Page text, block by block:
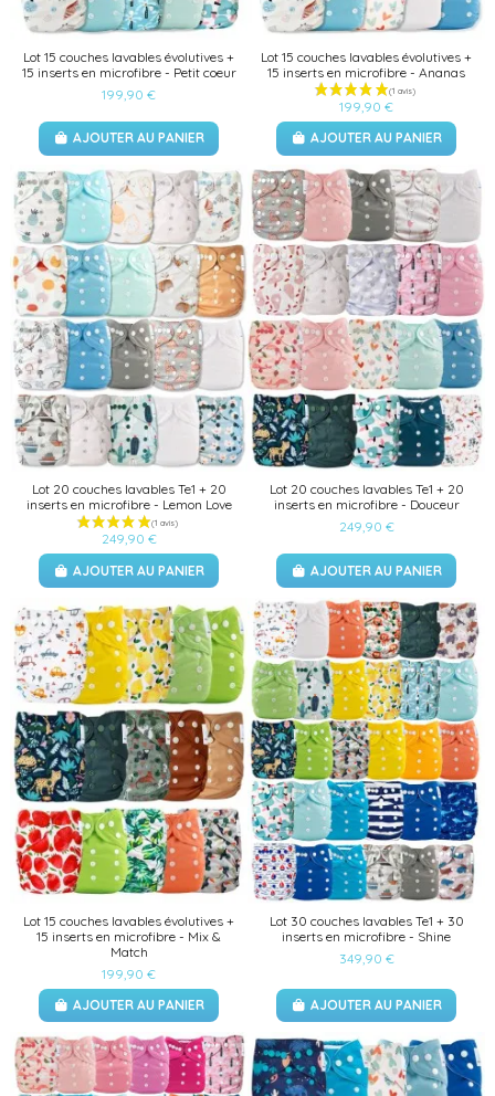
(1 avis)
Lot 15 couches lavables évolutives +
15 inserts en microfibre - Petit coeur
199,90 €
AJOUTER AU PANIER
Lot 15 couches lavables évolutives +
15 inserts en microfibre - Ananas
199,90 €
AJOUTER AU PANIER
Lot 20 couches lavables Te1 + 20
inserts en microfibre - Lemon Love
249,90 €
AJOUTER AU PANIER
Lot 20 couches lavables Te1 + 20
inserts en microfibre - Douceur
249,90 €
AJOUTER AU PANIER
Lot 15 couches lavables évolutives +
15 inserts en microfibre - Mix &
Match
199,90 €
AJOUTER AU PANIER
Lot 30 couches lavables Te1 + 30
inserts en microfibre - Shine
349,90 €
AJOUTER AU PANIER